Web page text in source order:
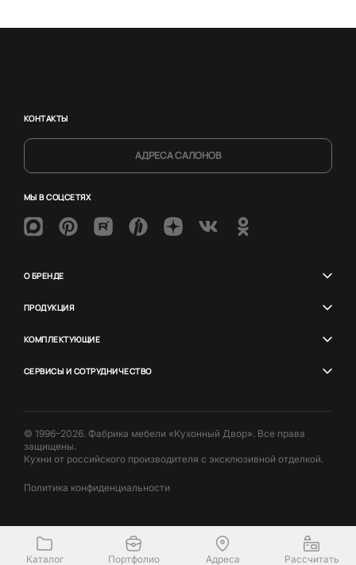
КОНТАКТЫ
АДРЕСА САЛОНОВ
МЫ В СОЦСЕТЯХ
О БРЕНДЕ
ПРОДУКЦИЯ
КОМПЛЕКТУЮЩИЕ
СЕРВИСЫ И СОТРУДНИЧЕСТВО
© 1996–2026. Фабрика мебели «Кухонный Двор». Все права
защищены.
Кухни от российского производителя с эксклюзивной отделкой.
Политика конфиденциальности
Каталог Портфолио Адреса Рассчитать